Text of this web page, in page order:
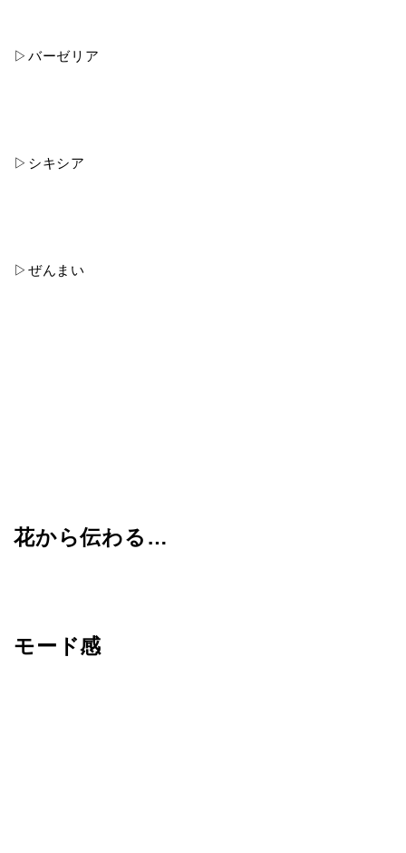
▷バーゼリア
▷シキシア
▷ぜんまい
花から伝わる…
モード感